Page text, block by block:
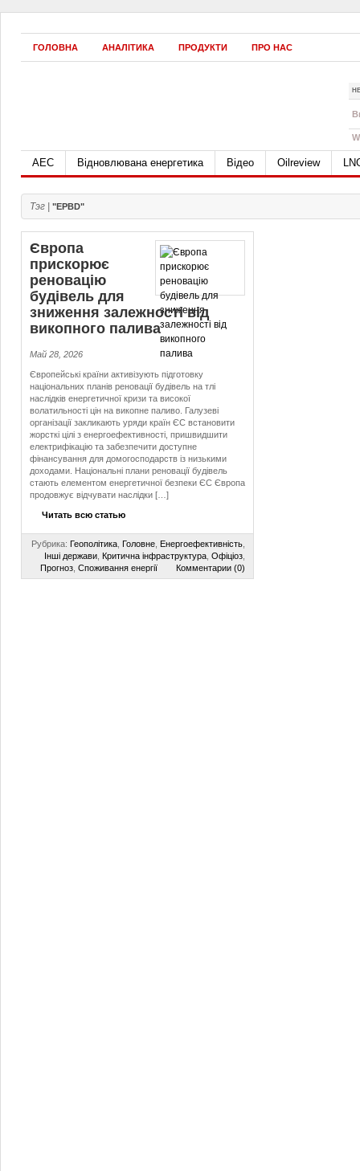
ГОЛОВНА АНАЛІТИКА ПРОДУКТИ ПРО НАС
АЕС Відновлювана енергетика Відео Oilreview
Тэг | "EPBD"
Європа
прискорює
реновацію
будівель для
зниження залежності від
викопного палива
Май 28, 2026
Європейські країни активізують підготовку
національних планів реновації будівель на тлі
наслідків енергетичної кризи та високої
волатильності цін на викопне паливо. Галузеві
організації закликають уряди країн ЄС встановити
жорсткі цілі з енергоефективності, пришвидшити
електрифікацію та забезпечити доступне
фінансування для домогосподарств із низькими
доходами. Національні плани реновації будівель
стають елементом енергетичної безпеки ЄС Європа
продовжує відчувати наслідки […]
Читать всю статью
Рубрика: Геополітика Головне Енергоефективність
Інші держави Критична інфраструктура Офіціоз
Прогноз Споживання енергії Комментарии (0)